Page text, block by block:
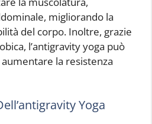
migliorando la
del corpo. Inoltre, grazie
l’antigravity yoga può
la resistenza
Yoga